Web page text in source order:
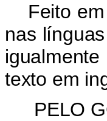
Feito
nas
texto em
PELO